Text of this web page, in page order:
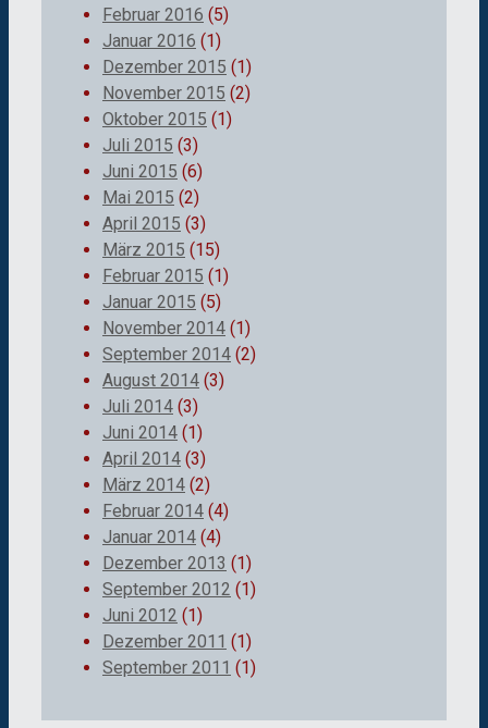
Februar 2016 (5)
Januar 2016 (1)
Dezember 2015 (1)
November 2015 (2)
Oktober 2015 (1)
Juli 2015 (3)
Juni 2015 (6)
Mai 2015 (2)
April 2015 (3)
März 2015 (15)
Februar 2015 (1)
Januar 2015 (5)
November 2014 (1)
September 2014 (2)
August 2014 (3)
Juli 2014 (3)
Juni 2014 (1)
April 2014 (3)
März 2014 (2)
Februar 2014 (4)
Januar 2014 (4)
Dezember 2013 (1)
September 2012 (1)
Juni 2012 (1)
Dezember 2011 (1)
September 2011 (1)